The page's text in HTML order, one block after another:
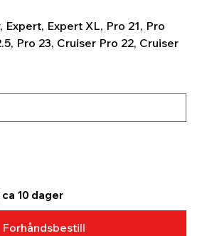
Expert, Expert XL, Pro 21, Pro
Pro 23, Cruiser Pro 22, Cruiser
10 dager
Forhåndsbestill